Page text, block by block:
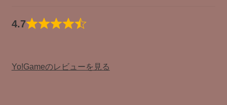
4.7
Yo!Gameのレビューを見る